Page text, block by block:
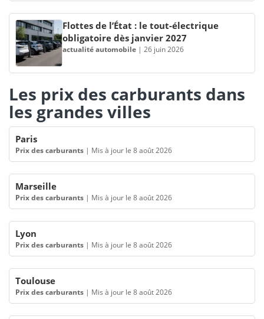
Flottes de l’État : le tout-électrique
obligatoire dès janvier 2027
actualité automobile | 26 juin 2026
Les prix des carburants dans
les grandes villes
Paris
Prix des carburants | Mis à jour le 8 août 2026
Marseille
Prix des carburants | Mis à jour le 8 août 2026
Lyon
Prix des carburants | Mis à jour le 8 août 2026
Toulouse
Prix des carburants | Mis à jour le 8 août 2026